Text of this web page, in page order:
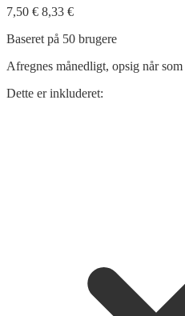
7,50 € 8,33 €
Baseret på 50 brugere
Afregnes månedligt, opsig når
Dette er inkluderet: